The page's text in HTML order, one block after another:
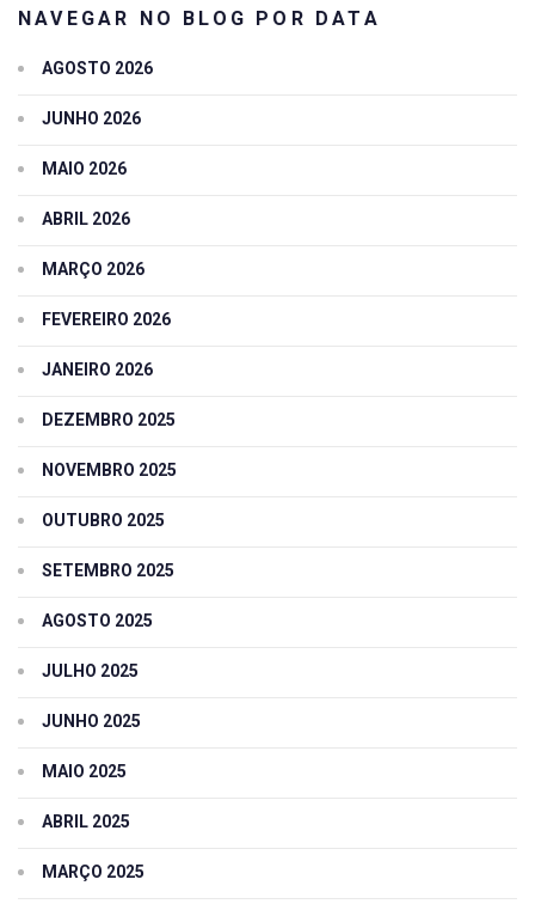
NAVEGAR NO BLOG POR DATA
AGOSTO 2026
JUNHO 2026
MAIO 2026
ABRIL 2026
MARÇO 2026
FEVEREIRO 2026
JANEIRO 2026
DEZEMBRO 2025
NOVEMBRO 2025
OUTUBRO 2025
SETEMBRO 2025
AGOSTO 2025
JULHO 2025
JUNHO 2025
MAIO 2025
ABRIL 2025
MARÇO 2025